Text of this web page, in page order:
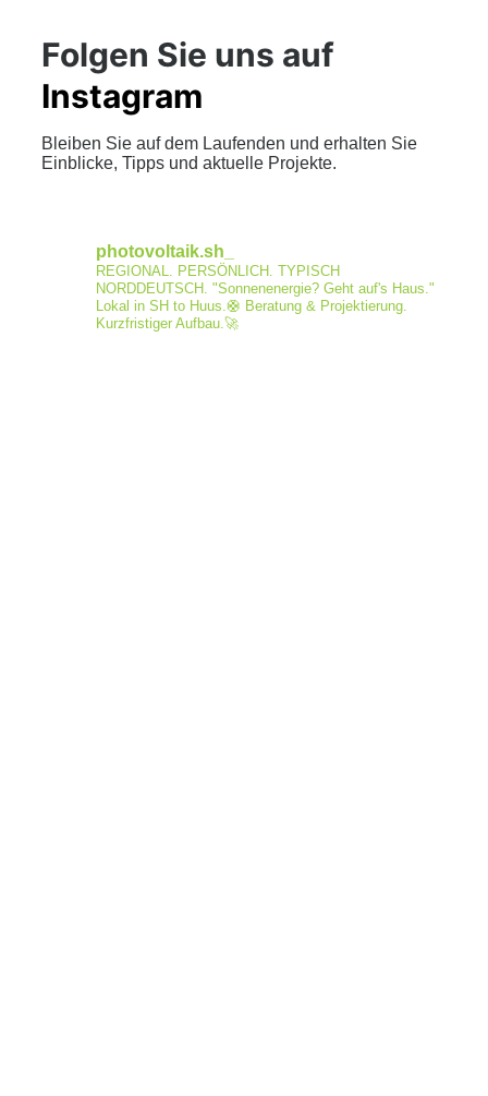
Folgen Sie uns auf
Instagram
Bleiben Sie auf dem Laufenden und erhalten Sie
Einblicke, Tipps und aktuelle Projekte.
photovoltaik.sh_
REGIONAL. PERSÖNLICH. TYPISCH
NORDDEUTSCH. "Sonnenenergie? Geht auf's Haus."
Lokal in SH to Huus.🛟 Beratung & Projektierung.
Kurzfristiger Aufbau.🚀